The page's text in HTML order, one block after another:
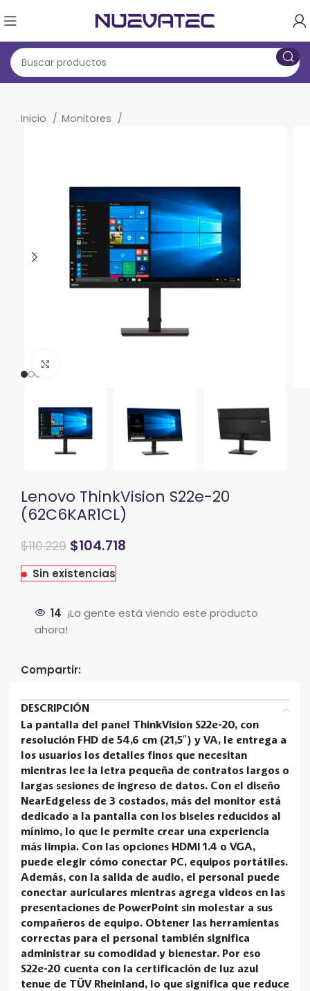
Inicio Monitores
Lenovo ThinkVision S22e-20
(62C6KAR1CL)
$110.229 $104.718
Sin existencias
14 ¡La gente está viendo este producto
ahora!
Compartir:
DESCRIPCIÓN
La pantalla del panel ThinkVision S22e-20, con
resolución FHD de 54,6 cm (21,5″) y VA, le entrega a
los usuarios los detalles finos que necesitan
mientras lee la letra pequeña de contratos largos o
largas sesiones de ingreso de datos. Con el diseño
NearEdgeless de 3 costados, más del monitor está
dedicado a la pantalla con los biseles reducidos al
mínimo, lo que le permite crear una experiencia
más limpia. Con las opciones HDMI 1.4 o VGA,
puede elegir cómo conectar PC, equipos portátiles.
Además, con la salida de audio, el personal puede
conectar auriculares mientras agrega videos en las
presentaciones de PowerPoint sin molestar a sus
compañeros de equipo. Obtener las herramientas
correctas para el personal también significa
administrar su comodidad y bienestar. Por eso
S22e-20 cuenta con la certificación de luz azul
tenue de TÜV Rheinland, lo que significa que reduce